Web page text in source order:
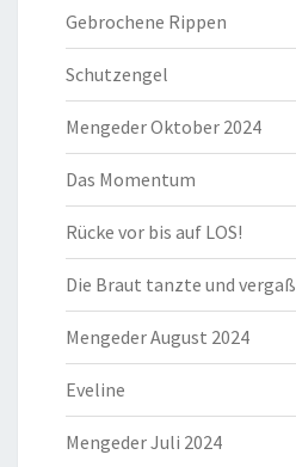
Gebrochene Rippen
Schutzengel
Mengeder Oktober 2024
Das Momentum
Rücke vor bis auf LOS!
Die Braut tanzte und vergaß
Mengeder August 2024
Eveline
Mengeder Juli 2024